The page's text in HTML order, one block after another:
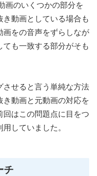
画のいくつかの部分を
動画としている場合も
画をの音声をずらしなが
も一致する部分がそも
させると言う単純な方法
き動画と元動画の対応を
はこの問題点に目をつ
していました。
チ